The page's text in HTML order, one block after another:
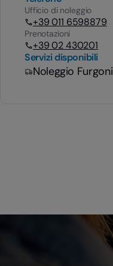
Ufficio di noleggio
+39 011 6598879
Prenotazioni
+39 02 430201
Servizi disponibili
Noleggio Furgoni